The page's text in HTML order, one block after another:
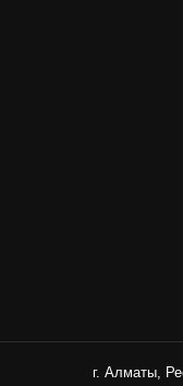
г. Алматы,